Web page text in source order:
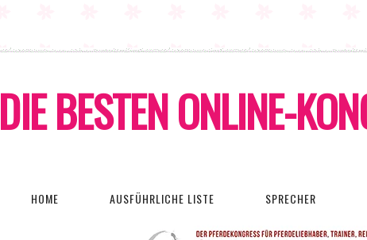
DIE BESTEN ONLINE-
HOME AUSFÜHRLICHE LISTE SPRECHER